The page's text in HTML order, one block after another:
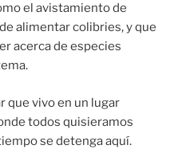
el avistamiento de
alimentar colibries, y que
acerca de especies
que vivo en un lugar
todos quisieramos
se detenga aquí.